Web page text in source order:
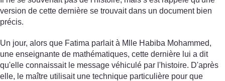
version de cette dernière se trouvait dans un document bien
précis.
Un jour, alors que Fatima parlait à Mlle Habiba Mohammed,
une enseignante de mathématiques, cette dernière lui a dit
qu'elle connaissait le message véhiculé par l'histoire. D'après
elle, le maître utilisait une technique particulière pour que